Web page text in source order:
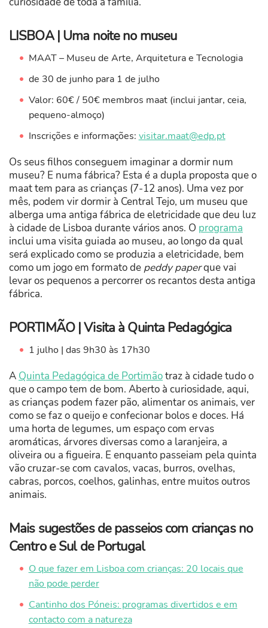
LISBOA | Uma noite no museu
MAAT – Museu de Arte, Arquitetura e Tecnologia
de 30 de junho para 1 de julho
Valor: 60€ / 50€ membros maat (inclui jantar, ceia,
pequeno-almoço)
Inscrições e informações: visitar.maat@edp.pt
Os seus filhos conseguem imaginar a dormir num
museu? E numa fábrica? Esta é a dupla proposta que o
maat tem para as crianças (7-12 anos). Uma vez por
mês, podem vir dormir à Central Tejo, um museu que
alberga uma antiga fábrica de eletricidade que deu luz
à cidade de Lisboa durante vários anos. O programa
inclui uma visita guiada ao museu, ao longo da qual
será explicado como se produzia a eletricidade, bem
como um jogo em formato de peddy paperque vai
levar os pequenos a percorrer os recantos desta antiga
fábrica.
PORTIMÃO | Visita à Quinta Pedagógica
1 julho | das 9h30 às 17h30
A Quinta Pedagógica de Portimãotraz à cidade tudo o
que o campo tem de bom. Aberto à curiosidade, aqui,
as crianças podem fazer pão, alimentar os animais, ver
como se faz o queijo e confecionar bolos e doces. Há
uma horta de legumes, um espaço com ervas
aromáticas, árvores diversas como a laranjeira, a
oliveira ou a figueira. E enquanto passeiam pela quinta
vão cruzar-se com cavalos, vacas, burros, ovelhas,
cabras, porcos, coelhos, galinhas, entre muitos outros
animais.
Mais sugestões de passeios com crianças no
Centro e Sul de Portugal
O que fazer em Lisboa com crianças: 20 locais que
não pode perder
Cantinho dos Póneis: programas divertidos e em
contacto com a natureza